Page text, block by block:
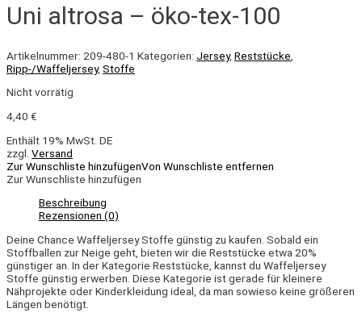
Uni altrosa – öko-tex-100
Artikelnummer: 209-480-1 Kategorien: Jersey, Reststücke
Ripp-/Waffeljersey, Stoffe
Nicht vorrätig
4,40 €
Enthält 19% MwSt. DE
zzgl. Versand
Zur Wunschliste hinzufügenVon Wunschliste entfernen
Zur Wunschliste hinzufügen
Beschreibung
Rezensionen (0)
Deine Chance Waffeljersey Stoffe günstig zu kaufen. Sobald ein
Stoffballen zur Neige geht, bieten wir die Reststücke etwa 20%
günstiger an. In der Kategorie Reststücke, kannst du Waffeljersey
Stoffe günstig erwerben. Diese Kategorie ist gerade für kleinere
Nähprojekte oder Kinderkleidung ideal, da man sowieso keine größeren
Längen benötigt.